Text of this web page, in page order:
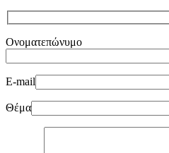
Ονοματεπώνυμο
E-mail
Θέμα